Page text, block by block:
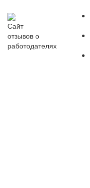
Сайт
отзывов о
работодателях